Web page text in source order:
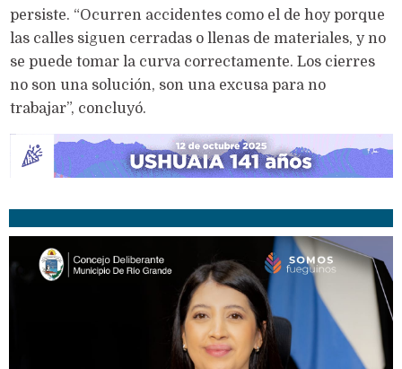
persiste. “Ocurren accidentes como el de hoy porque
las calles siguen cerradas o llenas de materiales, y no
se puede tomar la curva correctamente. Los cierres
no son una solución, son una excusa para no
trabajar”, concluyó.